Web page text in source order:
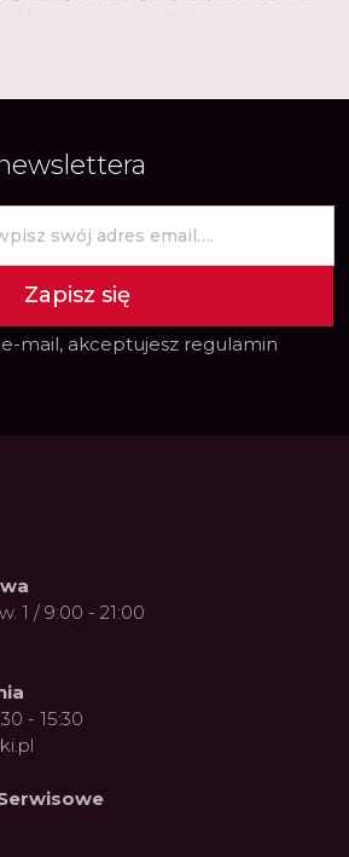
przez markę Citizen. Wśród
czytelnych tarcz, na których
są chronografy, datowniki czy
Zapisz się
mail, akceptujesz regulamin
1 / 9:00 - 21:00
- 15:30